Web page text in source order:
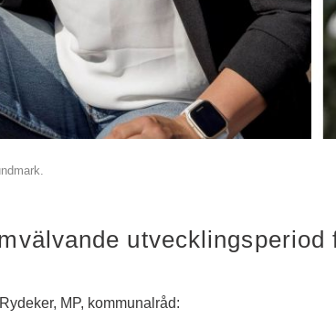
utvecklingsperiod
MP, kommunalråd: